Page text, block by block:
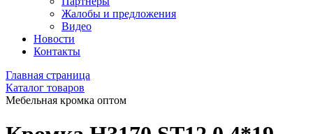
Жалобы и предложения
Видео
Новости
Контакты
Главная страница
Каталог товаров
Мебельная кромка оптом